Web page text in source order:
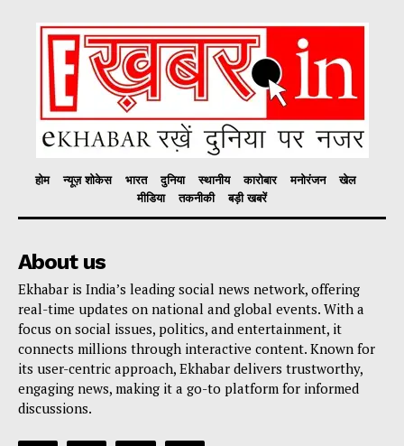
होम न्यूज़ शोकेस भारत दुनिया स्थानीय कारोबार मनोरंजन
खेल
मीडिया
तकनीकी बड़ी खबरें
About us
Ekhabar is India’s leading social news network, offering
real-time updates on national and global events. With a
focus on social issues, politics, and entertainment, it
connects millions through interactive content. Known for
its user-centric approach, Ekhabar delivers trustworthy,
engaging news, making it a go-to platform for informed
discussions.